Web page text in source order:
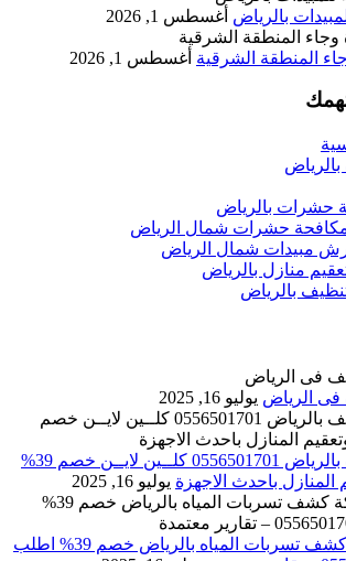
بالرياض أغسطس 1, 2026
المنطقة الشرقية أغسطس 1, 2026
حشرات بالرياض
حشرات شمال الرياض
مبيدات شمال الرياض
منازل بالرياض
بالرياض
الرياض يوليو 16, 2025
شركة تنظيف بالرياض 0556501701 كلــين لايــن خصم 39%
باحدث الاجهزة يوليو 16, 2025
افضل شركة كشف تسربات المياه بالرياض خصم 39% اطلب